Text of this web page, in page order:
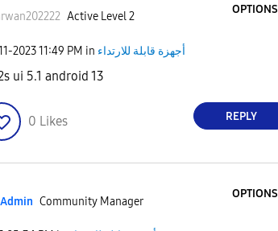
Active Level 2
OPTIONS
202311:49 PM in أجهزة قابلة للارتداء
ui 5.1 android 13
0 Likes REPLY
Community Manager
OPTIONS